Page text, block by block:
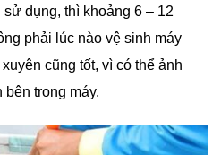
dụng, thì khoảng 6 – 12
phải lúc nào vệ sinh máy
cũng tốt, vì có thể ảnh
bên trong máy.